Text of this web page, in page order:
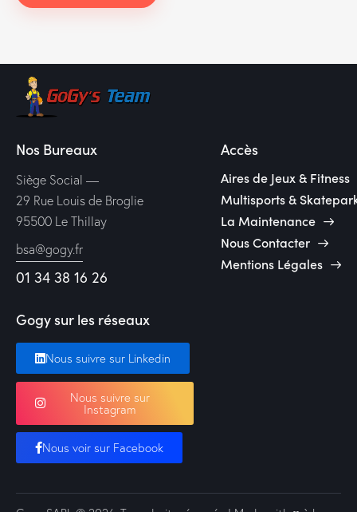
Nos Bureaux
Siège Social —
29 Rue Louis de Broglie
95500 Le Thillay
bsa@gogy.fr
01 34 38 16 26
Accès
Aires de Jeux & Fitness
Multisports &
La Maintenance
Nous Contacter
Mentions Légales
Gogy sur les réseaux
Nous suivre sur Linkedin
Nous suivre sur
Instagram
Nous voir sur Facebook